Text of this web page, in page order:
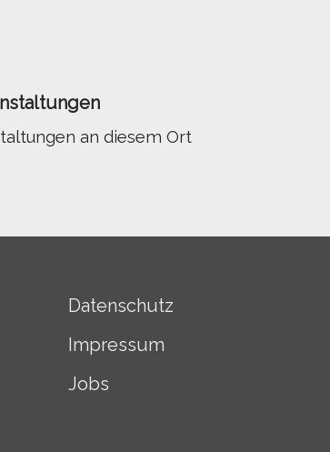
an diesem Ort
Datenschutz
Impressum
Jobs